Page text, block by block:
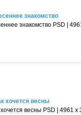
знакомство
знакомство PSD |
хочется весны
весны PSD | 4961